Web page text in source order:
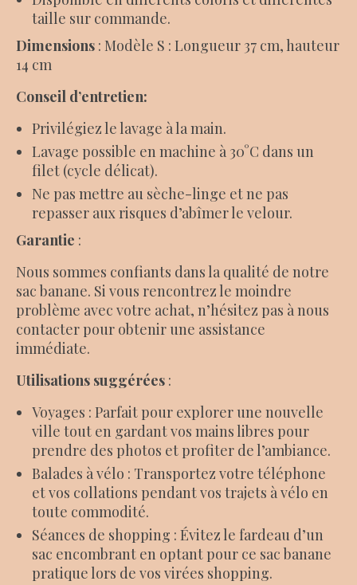
taille sur commande.
Dimensions : Modèle S : Longueur 37 cm, hauteur
14 cm
Conseil d’entretien:
Privilégiez le lavage à la main.
Lavage possible en machine à 30°C dans un
filet (cycle délicat).
Ne pas mettre au sèche-linge et ne pas
repasser aux risques d’abîmer le velour.
Garantie :
Nous sommes confiants dans la qualité de notre
sac banane. Si vous rencontrez le moindre
problème avec votre achat, n’hésitez pas à nous
contacter pour obtenir une assistance
immédiate.
Utilisations suggérées :
Voyages : Parfait pour explorer une nouvelle
ville tout en gardant vos mains libres pour
prendre des photos et profiter de l’ambiance.
Balades à vélo : Transportez votre téléphone
et vos collations pendant vos trajets à vélo en
toute commodité.
Séances de shopping : Évitez le fardeau d’un
sac encombrant en optant pour ce sac banane
pratique lors de vos virées shopping.